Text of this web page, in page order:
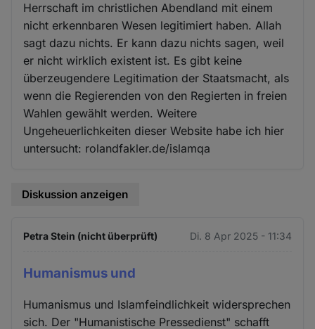
Herrschaft im christlichen Abendland mit einem
nicht erkennbaren Wesen legitimiert haben. Allah
sagt dazu nichts. Er kann dazu nichts sagen, weil
er nicht wirklich existent ist. Es gibt keine
überzeugendere Legitimation der Staatsmacht, als
wenn die Regierenden von den Regierten in freien
Wahlen gewählt werden. Weitere
Ungeheuerlichkeiten dieser Website habe ich hier
untersucht: rolandfakler.de/islamqa
Diskussion anzeigen
Petra Stein (nicht überprüft) Di. 8 Apr 2025 - 11:34
Humanismus und
Humanismus und Islamfeindlichkeit widersprechen
sich. Der "Humanistische Pressedienst" schafft